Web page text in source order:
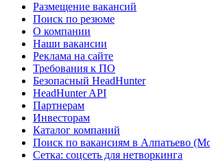
Размещение вакансий
Поиск по резюме
О компании
Наши вакансии
Реклама на сайте
Требования к ПО
Безопасный HeadHunter
HeadHunter API
Партнерам
Инвесторам
Каталог компаний
Поиск по вакансиям в Алпатьево
Сетка: соцсеть для нетворкинга